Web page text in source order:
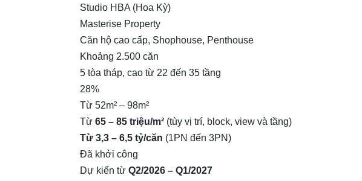
Studio HBA (Hoa Kỳ)
Masterise Property
Căn hộ cao cấp, Shophouse, Penthouse
Khoảng 2.500 căn
5 tòa tháp, cao từ 22 đến 35 tầng
28%
Từ 52m² – 98m²
Từ 65 – 85 triệu/m² (tùy vị trí, block, view và tầng)
Từ 3,3 – 6,5 tỷ/căn (1PN đến 3PN)
Đã khởi công
Dự kiến từ Q2/2026 – Q1/2027